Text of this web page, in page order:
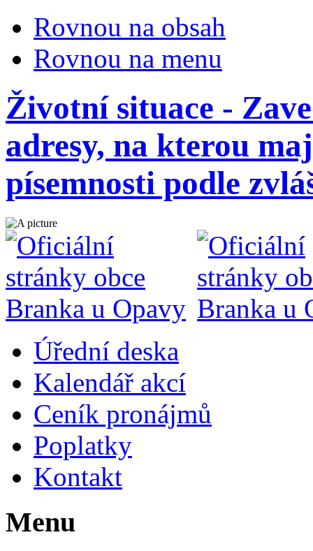
Rovnou na obsah
Rovnou na menu
Životní situace -
adresy, na kterou
písemnosti podle
Úřední deska
Kalendář akcí
Ceník pronájmů
Poplatky
Kontakt
Menu